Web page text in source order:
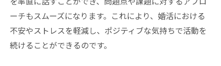
ーチもスムーズになります。これにより、婚活における
不安やストレスを軽減し、ポジティブな気持ちで活動を
続けることができるのです。